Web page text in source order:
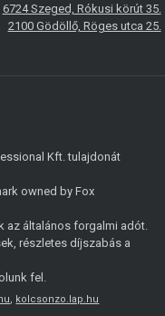
6724 Szeged, Rókusi körút 35.
2100 Gödöllő, Röges utca 25.
Kft. tulajdonát
owned by Fox
az általános forgalmi adót.
részletes díjszabás a
fel.
, kolcsonzo.lap.hu